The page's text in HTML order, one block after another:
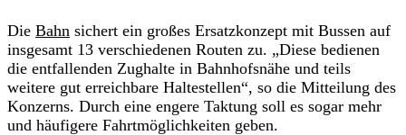
Die Bahn sichert ein großes Ersatzkonzept mit Bussen auf
insgesamt 13 verschiedenen Routen zu. „Diese bedienen
die entfallenden Zughalte in Bahnhofsnähe und teils
weitere gut erreichbare Haltestellen“, so die Mitteilung des
Konzerns. Durch eine engere Taktung soll es sogar mehr
und häufigere Fahrtmöglichkeiten geben.